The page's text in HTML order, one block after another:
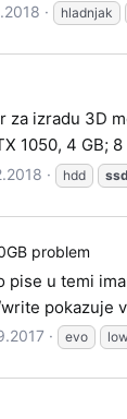
hladnjak
za izradu 3D
1050, 4 GB;
hdd ssd
problem
pise u temi
pokazuje
evo